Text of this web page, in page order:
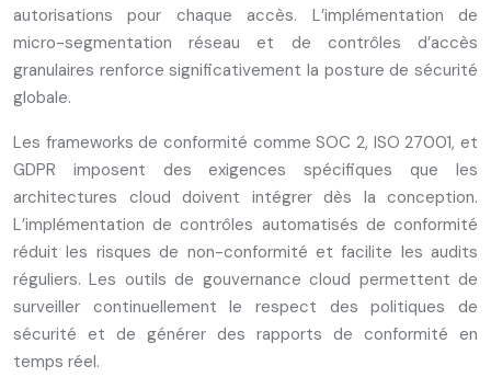
autorisations pour chaque accès. L’implémentation de
micro-segmentation réseau et de contrôles d’accès
granulaires renforce significativement la posture de sécurité
globale.
Les frameworks de conformité comme SOC 2, ISO 27001, et
GDPR imposent des exigences spécifiques que les
architectures cloud doivent intégrer dès la conception.
L’implémentation de contrôles automatisés de conformité
réduit les risques de non-conformité et facilite les audits
réguliers. Les outils de gouvernance cloud permettent de
surveiller continuellement le respect des politiques de
sécurité et de générer des rapports de conformité en
temps réel.